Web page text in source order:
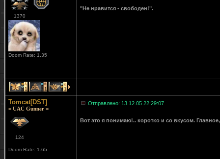
1370
Doom Rate: 1.35
"Не нравится - свободен!".
1 1 1
Tomcat[DST]
= UAC Gunner =
124
Doom Rate: 1.65
Отправлено: 13.12.05 22:29:07
Вот это я понимаю!.. коротко и со вкусом.